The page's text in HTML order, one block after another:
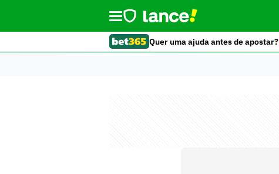
Quer uma ajuda antes de apostar?